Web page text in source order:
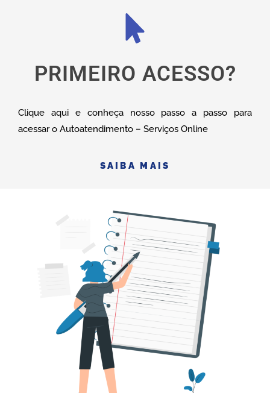
PRIMEIRO ACESSO?
Clique aqui e conheça nosso passo a passo para
acessar o Autoatendimento – Serviços Online
SAIBA MAIS